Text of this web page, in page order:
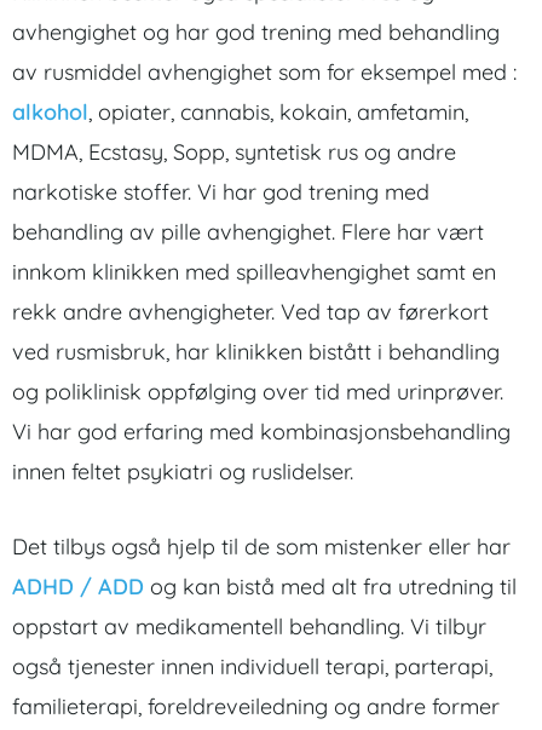
avhengighet og har god trening med behandling
av rusmiddel avhengighet som for eksempel med :
alkohol, opiater, cannabis, kokain, amfetamin,
MDMA, Ecstasy, Sopp, syntetisk rus og andre
narkotiske stoffer. Vi har god trening med
behandling av pille avhengighet. Flere har vært
innkom klinikken med spilleavhengighet samt en
rekk andre avhengigheter. Ved tap av førerkort
ved rusmisbruk, har klinikken bistått i behandling
og poliklinisk oppfølging over tid med urinprøver.
Vi har god erfaring med kombinasjonsbehandling
innen feltet psykiatri og ruslidelser.
Det tilbys også hjelp til de som mistenker eller har
ADHD / ADD og kan bistå med alt fra utredning til
oppstart av medikamentell behandling. Vi tilbyr
også tjenester innen individuell terapi, parterapi,
familieterapi, foreldreveiledning og andre former